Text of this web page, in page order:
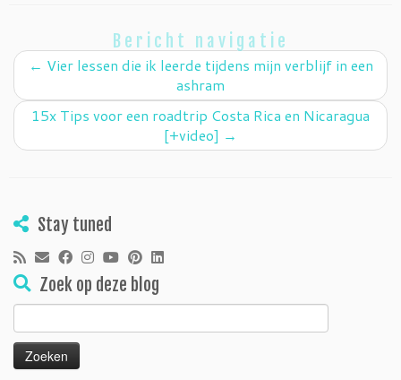
Bericht navigatie
← Vier lessen die ik leerde tijdens mijn verblijf in een
ashram
15x Tips voor een roadtrip Costa Rica en Nicaragua
[+video] →
Stay tuned
Zoek op deze blog
naar: